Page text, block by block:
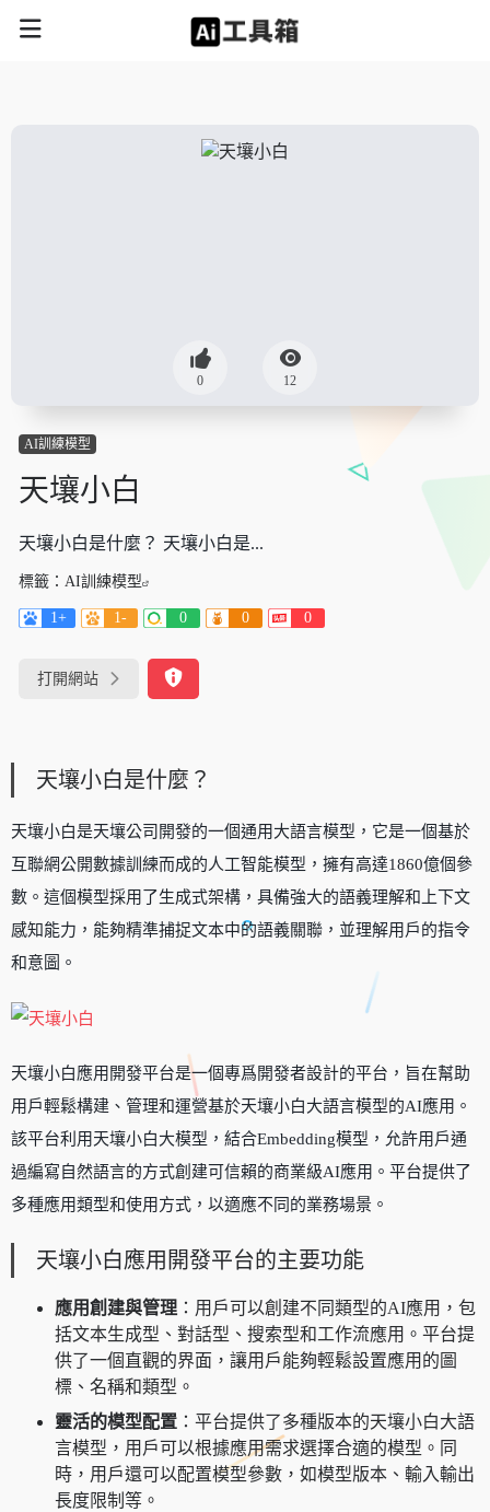
0 12
AI訓練模型
天壤小白
天壤小白是什麼？ 天壤小白是...
標籤： AI訓練模型
1+ 1- 0 0 0
打開網站
天壤小白是什麼？
天壤小白是天壤公司開發的一個通用大語言模型，它是一個基於
互聯網公開數據訓練而成的人工智能模型，擁有高達1860億個參
數。這個模型採用了生成式架構，具備強大的語義理解和上下文
感知能力，能夠精準捕捉文本中的語義關聯，並理解用戶的指令
和意圖。
天壤小白應用開發平台是一個專爲開發者設計的平台，旨在幫助
用戶輕鬆構建、管理和運營基於天壤小白大語言模型的AI應用。
該平台利用天壤小白大模型，結合Embedding模型，允許用戶通
過編寫自然語言的方式創建可信賴的商業級AI應用。平台提供了
多種應用類型和使用方式，以適應不同的業務場景。
天壤小白應用開發平台的主要功能
應用創建與管理 ：用戶可以創建不同類型的AI應用，包
括文本生成型、對話型、搜索型和工作流應用。平台提
供了一個直觀的界面，讓用戶能夠輕鬆設置應用的圖
標、名稱和類型。
靈活的模型配置 ：平台提供了多種版本的天壤小白大語
言模型，用戶可以根據應用需求選擇合適的模型。同
時，用戶還可以配置模型參數，如模型版本、輸入輸出
長度限制等。